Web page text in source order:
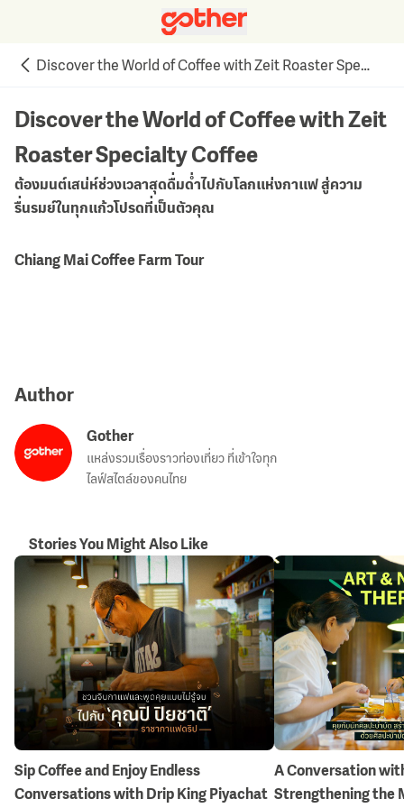
Discover the World of Coffee with Zeit Roaster Specialty Coffee
Discover the World of Coffee with Zeit
Roaster Specialty Coffee
ต้องมนต์เสน่ห์ช่วงเวลาสุดดื่มด่ำไปกับโลกแห่งกาแฟ สู่ความ
รื่นรมย์ในทุกแก้วโปรดที่เป็นตัวคุณ
Chiang Mai Coffee Farm Tour
Author
Gother
แหล่งรวมเรื่องราวท่องเที่ยว ที่เข้าใจทุก
ไลฟ์สไตล์ของคนไทย
Stories You Might Also Like
Sip Coffee and Enjoy Endless
Conversations with Drip King Piyachat
A Conversation
Strengthening the